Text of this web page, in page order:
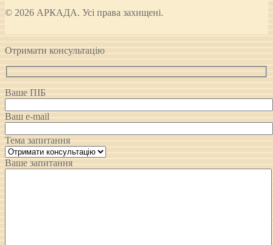
© 2026 АРКАДА. Усі права захищені.
Отримати консультацію
Ваше ПІБ
Ваш e-mail
Тема запитання
Ваше запитання